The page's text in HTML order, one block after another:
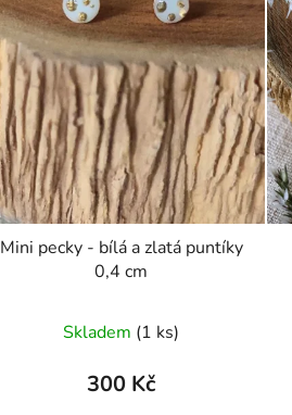
Mini pecky - bílá a zlatá puntíky
0,4 cm
Skladem (1 ks)
300 Kč